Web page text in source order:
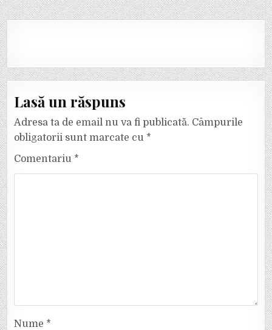
Lasă un răspuns
Adresa ta de email nu va fi publicată. Câmpurile
obligatorii sunt marcate cu *
Comentariu *
Nume *